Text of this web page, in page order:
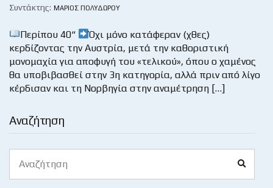
Αναζήτηση
for:
Συντάκτης: ΜΆΡΙΟΣ ΠΟΛΥΔΏΡΟΥ
Περίπου 40“
Όχι μόνο κατάφεραν (χθες)
κερδίζοντας την Αυστρία, μετά την καθοριστική
μονομαχία για αποφυγή του «τελικού», όπου ο χαμένος
θα υποβιβασθεί στην 3η κατηγορία, αλλά πριν από λίγο
κέρδισαν και τη Νορβηγία στην αναμέτρηση […]